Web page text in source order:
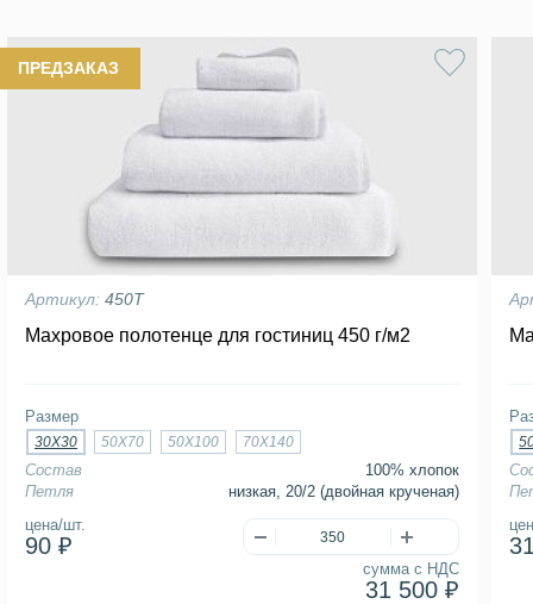
ПРЕДЗАКАЗ
Артикул: 450Т
Махровое полотенце для гостиниц 450 г/м2
цена/шт.
90 ₽
сумма с НДС
31 500 ₽
Состав
100% хлопок
Петля
низкая, 20/2 (двойная крученая)
Размер
30Х30 50Х70 50Х100 70Х140